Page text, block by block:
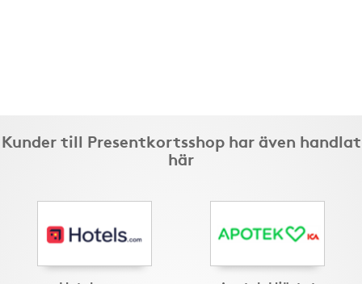
Kunder till Presentkortsshop har även handlat
här